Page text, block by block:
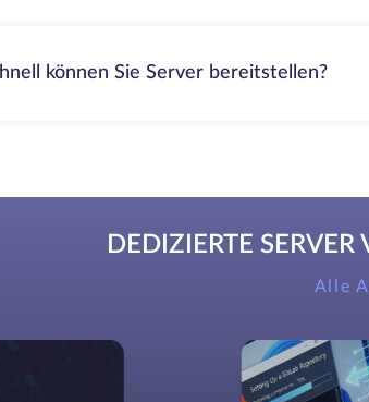
können Sie Server bereitstellen?
DEDIZIERTE
Alle